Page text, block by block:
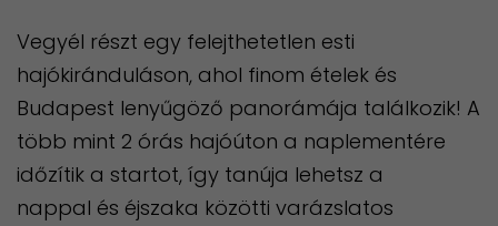
Vegyél részt egy felejthetetlen esti
hajókiránduláson, ahol finom ételek és
Budapest lenyűgöző panorámája találkozik! A
több mint 2 órás hajóúton a naplementére
időzítik a startot, így tanúja lehetsz a
nappal és éjszaka közötti varázslatos